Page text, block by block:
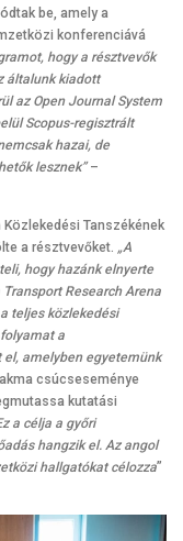
be, amely a
konferenciává
hogy a résztvevők
általunk kiadott
az Open Journal System
Scopus-regisztrált
hazai, de
lesznek”–
Közlekedési Tanszékének
a résztvevőket. „A
hogy hazánk elnyerte
Research Arena
teljes közlekedési
a
amelyben egyetemünk
csúcseseménye
kutatási
a célja a győri
hangzik el. Az angol
hallgatókat célozza”